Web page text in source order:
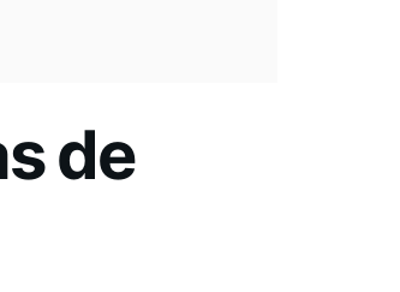
de